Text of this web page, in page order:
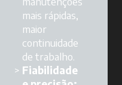
mais rápidas,
maior
continuidade
de trabalho.
Fiabilidade